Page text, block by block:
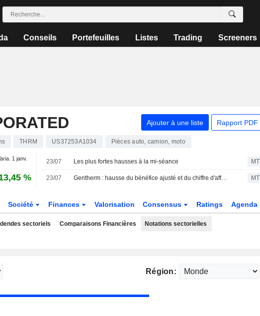
Conseils Portefeuilles Listes Trading Screeners
Ajouter à une liste Rapport PDF
THRM US37253A1034 Pièces auto, camion, moto
1 janv.
%
23/07 Les plus fortes hausses à la mi-séance MT
23/07 Gentherm : hausse du bénéfice ajusté et du chiffre d'affaires au deuxième trimestre ; relèvement des prévisions pour 2026 MT
Société Finances Valorisation Consensus Ratings Agenda
sectoriels Comparaisons Financières Notations sectorielles
Région: